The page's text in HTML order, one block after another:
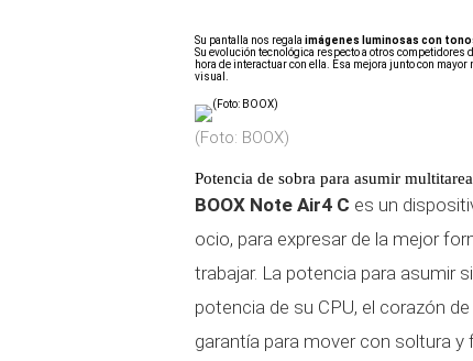
Su pantalla nos regala imágenes luminosas con
Su evolución tecnológica respecto a otros competidores
hora de interactuar con ella. Esa mejora junto con
visual.
(Foto: BOOX)
Potencia de sobra para asumir multitarea
BOOX Note Air4 C es un
ocio, para expresar de la mejor
trabajar. La potencia para asumir
potencia de su CPU, el corazón
garantía para mover con soltura